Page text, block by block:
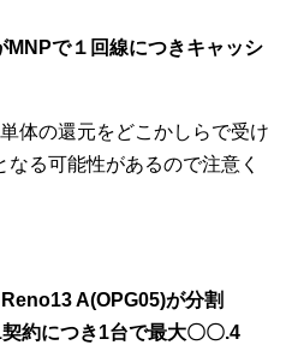
で１回線につきキャッシ
体の還元をどこかしらで受け
る可能性があるので注意く
A(OPG05)が分割
約につき1台で最大〇〇.4